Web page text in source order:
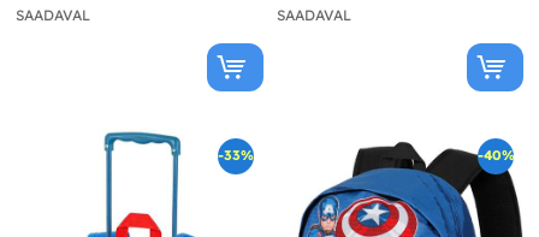
SAADAVAL SAADAVAL
-33% -40%